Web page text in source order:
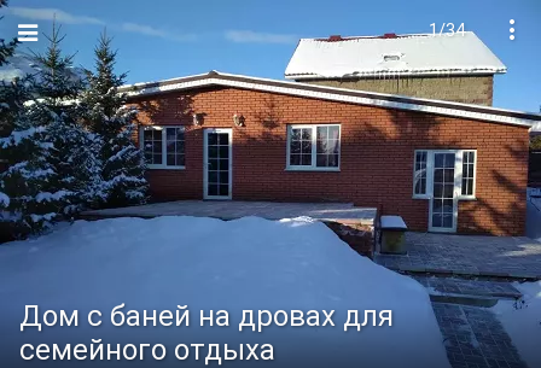

1/34
Дом с баней на дровах для
семейного отдыха